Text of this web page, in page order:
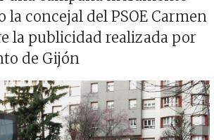
la concejal del PSOE Carmen
la publicidad realizada por
de Gijón